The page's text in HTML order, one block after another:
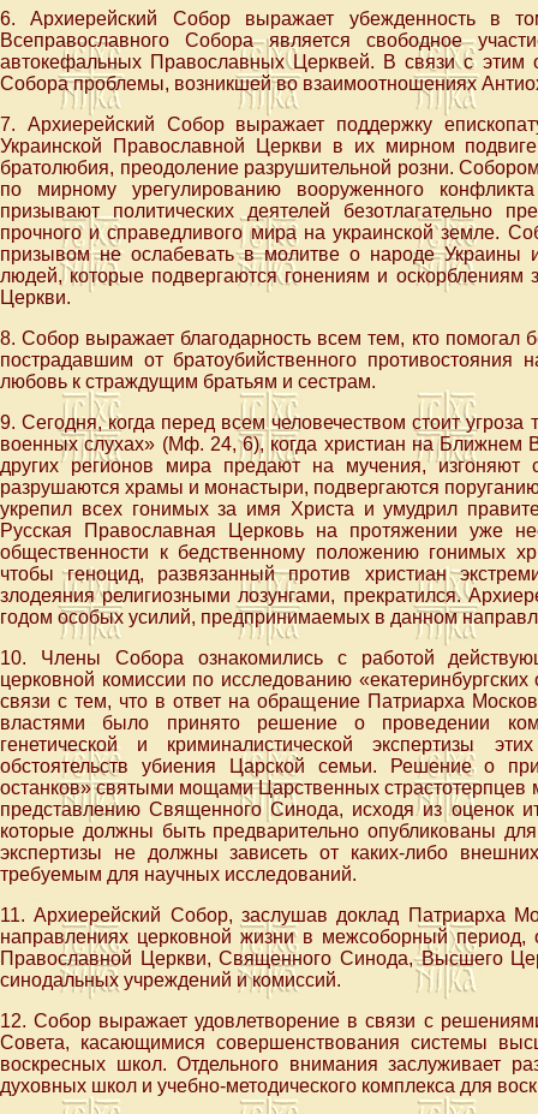
6. Архиерейский Собор выражает убежденность в
Всеправославного Собора является свободное
автокефальных Православных Церквей. В связи с этим
Собора проблемы, возникшей во взаимоотношениях
7. Архиерейский Собор выражает поддержку
Украинской Православной Церкви в их мирном
братолюбия, преодоление разрушительной розни.
по мирному урегулированию вооруженного
призывают политических деятелей безотлагательно
прочного и справедливого мира на украинской земле.
призывом не ослабевать в молитве о народе Украины
людей, которые подвергаются гонениям и оскорблениям
Церкви.
8. Собор выражает благодарность всем тем, кто
пострадавшим от братоубийственного
любовь к страждущим братьям и сестрам.
9. Сегодня, когда перед всем человечеством стоит
военных слухах» (Мф. 24, 6), когда христиан на Ближнем
других регионов мира предают на мучения, изгоняют
разрушаются храмы и монастыри, подвергаются
укрепил всех гонимых за имя Христа и умудрил
Русская Православная Церковь на протяжении уже
общественности к бедственному положению гонимых
чтобы геноцид, развязанный против христиан
злодеяния религиозными лозунгами, прекратился.
годом особых усилий, предпринимаемых в данном
10. Члены Собора ознакомились с работой
церковной комиссии по исследованию
связи с тем, что в ответ на обращение Патриарха
властями было принято решение о проведении
генетической и криминалистической экспертизы
обстоятельств убиения Царской семьи. Решение о
останков» святыми мощами Царственных
представлению Священного Синода, исходя из оценок
которые должны быть предварительно опубликованы
экспертизы не должны зависеть от каких-либо
требуемым для научных исследований.
11. Архиерейский Собор, заслушав доклад Патриарха
направлениях церковной жизни в межсоборный период,
Православной Церкви, Священного Синода, Высшего
синодальных учреждений и комиссий.
12. Собор выражает удовлетворение в связи с
Совета, касающимися совершенствования системы
воскресных школ. Отдельного внимания заслуживает
духовных школ и учебно-методического комплекса для